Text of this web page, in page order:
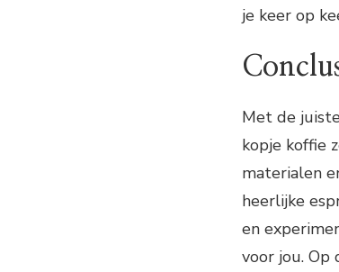
je keer op
Met de
kopje koffie
materialen
heerlijke
en
voor jou. Op